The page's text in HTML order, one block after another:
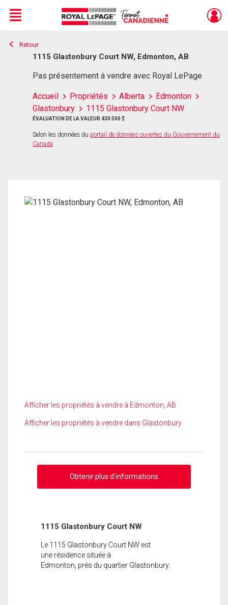
Live
En Direct
Menu
Retour
1115 Glastonbury Court NW, Edmonton, AB
Pas présentement à vendre avec Royal LePage
Accueil Propriétés Alberta
Edmonton
Glastonbury
1115 Glastonbury Court NW
ÉVALUATION DE LA VALEUR 430 500 $
Selon les données du portail de données ouvertes du Gouvernement du
Canada
Afficher les propriétés à vendre à Edmonton, AB
Afficher les propriétés à vendre dans Glastonbury
Obtenir plus d'informations
1115 Glastonbury Court NW
Le 1115 Glastonbury Court NW est
une résidence située à
Edmonton, près du quartier Glastonbury.